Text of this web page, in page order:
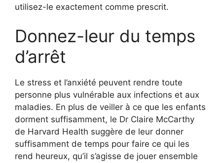
utilisez-le exactement comme prescrit.
Donnez-leur du temps
d’arrêt
Le stress et l’anxiété peuvent rendre toute
personne plus vulnérable aux infections et aux
maladies. En plus de veiller à ce que les enfants
dorment suffisamment, le Dr Claire McCarthy
de Harvard Health suggère de leur donner
suffisamment de temps pour faire ce qui les
rend heureux, qu’il s’agisse de jouer ensemble